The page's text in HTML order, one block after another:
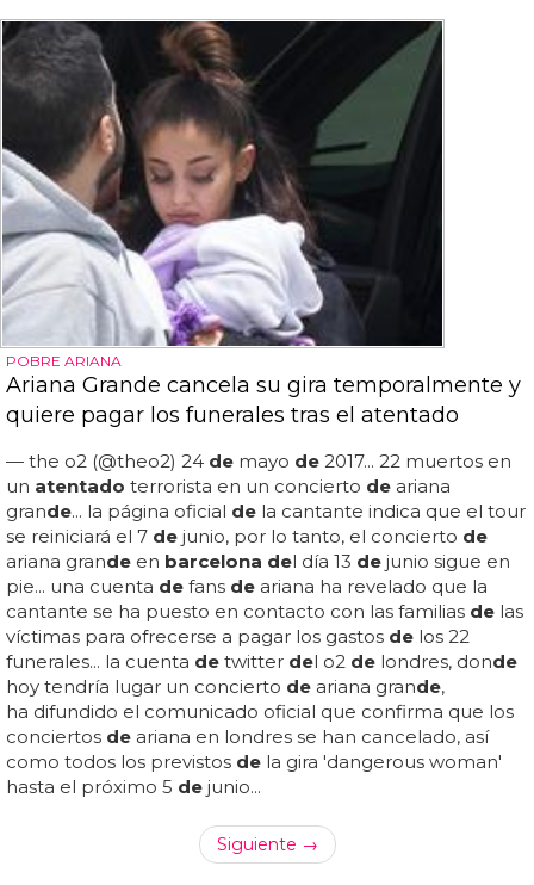
POBRE ARIANA
Ariana Grande cancela su gira temporalmente y
quiere pagar los funerales tras el atentado
— the o2 (@theo2) 24 de mayo de 2017... 22 muertos en
un atentado terrorista en un concierto de ariana
grande... la página oficial de la cantante indica que el tour
se reiniciará el 7 de junio, por lo tanto, el concierto de
ariana grande en barcelona del día 13 de junio sigue en
pie... una cuenta de fans de ariana ha revelado que la
cantante se ha puesto en contacto con las familias de las
víctimas para ofrecerse a pagar los gastos de los 22
funerales... la cuenta de twitter del o2 de londres, donde
hoy tendría lugar un concierto de ariana grande,
ha difundido el comunicado oficial que confirma que los
conciertos de ariana en londres se han cancelado, así
como todos los previstos de la gira 'dangerous woman'
hasta el próximo 5 de junio...
Siguiente →